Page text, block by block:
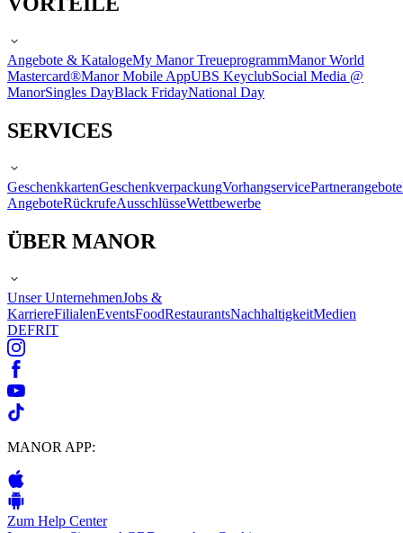
Angebote & KatalogeMy Manor TreueprogrammManor World
Mastercard®Manor Mobile AppUBS KeyclubSocial Media @
ManorSingles DayBlack FridayNational Day
SERVICES
GeschenkkartenGeschenkverpackungVorhangservicePartnerangebote
AngeboteRückrufeAusschlüsseWettbewerbe
ÜBER MANOR
Unser UnternehmenJobs &
KarriereFilialenEventsFoodRestaurantsNachhaltigkeitMedien
DEFRIT
MANOR APP:
Zum Help Center